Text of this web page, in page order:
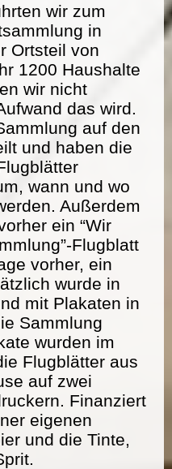
wir zum
in
Ortsteil von
1200 Haushalte
wir nicht
das wird.
auf den
und haben die
wann und wo
Außerdem
ein “Wir
Flugblatt
vorher, ein
wurde in
mit Plakaten in
Sammlung
wurden im
Flugblätter aus
auf zwei
Finanziert
eigenen
und die Tinte,